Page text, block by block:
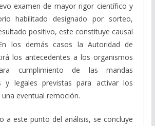
examen de mayor rigor científico y
habilitado designado por sorteo,
positivo, este constituye causal
los demás casos la Autoridad de
los antecedentes a los organismos
cumplimiento de las mandas
y legales previstas para activar los
eventual remoción.
punto del análisis, se concluye